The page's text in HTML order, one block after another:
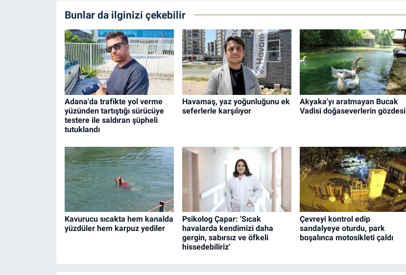
Bunlar da ilginizi çekebilir
Adana'da trafikte yol verme
yüzünden tartıştığı sürücüye
testere ile saldıran şüpheli
tutuklandı
Havamaş, yaz yoğunluğunu ek
seferlerle karşılıyor
Akyaka'yı aratmayan Bucak
Vadisi doğaseverlerin gözdesi
Kavurucu sıcakta hem kanalda
yüzdüler hem karpuz yediler
Psikolog Çapar: 'Sıcak
havalarda kendimizi daha
gergin, sabırsız ve öfkeli
hissedebiliriz'
Çevreyi kontrol edip
sandalyeye oturdu, park
boşalınca motosikleti çaldı